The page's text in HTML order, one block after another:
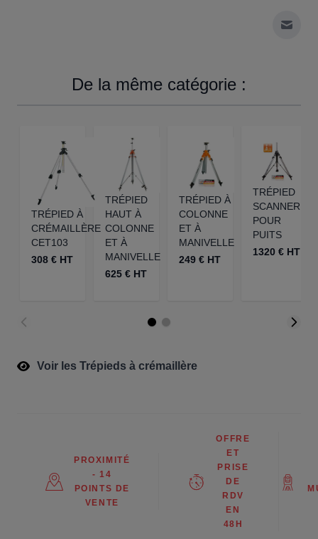
De la même catégorie :
TRÉPIED À
CRÉMAILLÈRE
CET103
308 € HT
TRÉPIED
HAUT À
COLONNE
ET À
MANIVELLE
625 € HT
TRÉPIED À
COLONNE
ET À
MANIVELLE
249 € HT
TRÉPIED
SCANNER
POUR
PUITS
1320 € HT
Voir les Trépieds à crémaillère
PROXIMITÉ
- 14
POINTS DE
VENTE
OFFRE
ET
PRISE
DE
RDV
EN
48H